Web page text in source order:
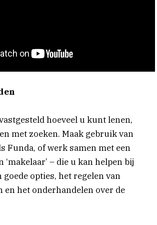
hoeveel u kunt lenen,
met zoeken. Maak gebruik van
Funda, of werk samen met een
‘makelaar’ – die u kan helpen bij
goede opties, het regelen van
en het onderhandelen over de